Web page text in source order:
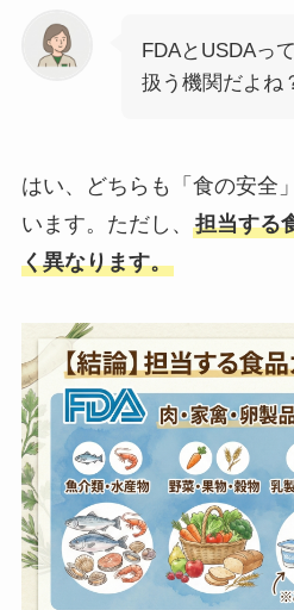
FDAとUSDAっ
扱う機関だよね
はい、どちらも「食の安全
います。ただし、 担当する
く異なります。